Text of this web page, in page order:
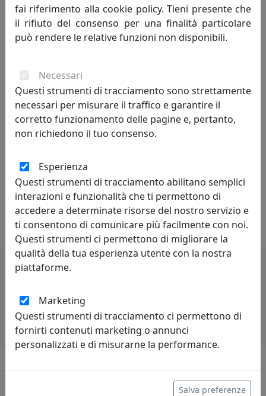
mercato.
Per ottimizzare al meglio la propria attività Biscottini
International Art Trading conta su uno staff di validi ed
soddisfare le esigenze della Clientela.
Con il passare del tempo, oltre alla
commercializzazione, inizia a produrre in proprio i suoi
capolavori, in centri artigianali che rendono la
parte del pubblico. Grazie all’intraprendenza del suo
titolare, alla competenza del suo staff interno ed
esterno, BISCOTTINI INTERNATIONAL ART TRADING
vanta ad oggi migliaia di clienti soddisfatti in tutto il
mondo.
Lascia una recensione
fai riferimento alla cookie policy. Tieni presente che
il rifiuto del consenso per una finalità particolare
può rendere le relative funzioni non disponibili.
Necessari
Questi strumenti di tracciamento sono strettamente
necessari per misurare il traffico e garantire il
corretto funzionamento delle pagine e, pertanto,
non richiedono il tuo consenso.
Esperienza
Questi strumenti di tracciamento abilitano semplici
interazioni e funzionalità che ti permettono di
accedere a determinate risorse del nostro servizio e
ti consentono di comunicare più facilmente con noi.
Questi strumenti ci permettono di migliorare la
qualità della tua esperienza utente con la nostra
piattaforme.
Marketing
Questi strumenti di tracciamento ci permettono di
fornirti contenuti marketing o annunci
personalizzati e di misurarne la performance.
Salva preferenze